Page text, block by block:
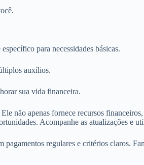
para necessidades básicas.
auxílios.
sua vida financeira.
não apenas fornece recursos
Acompanhe as atualizações e
regulares e critérios claros.